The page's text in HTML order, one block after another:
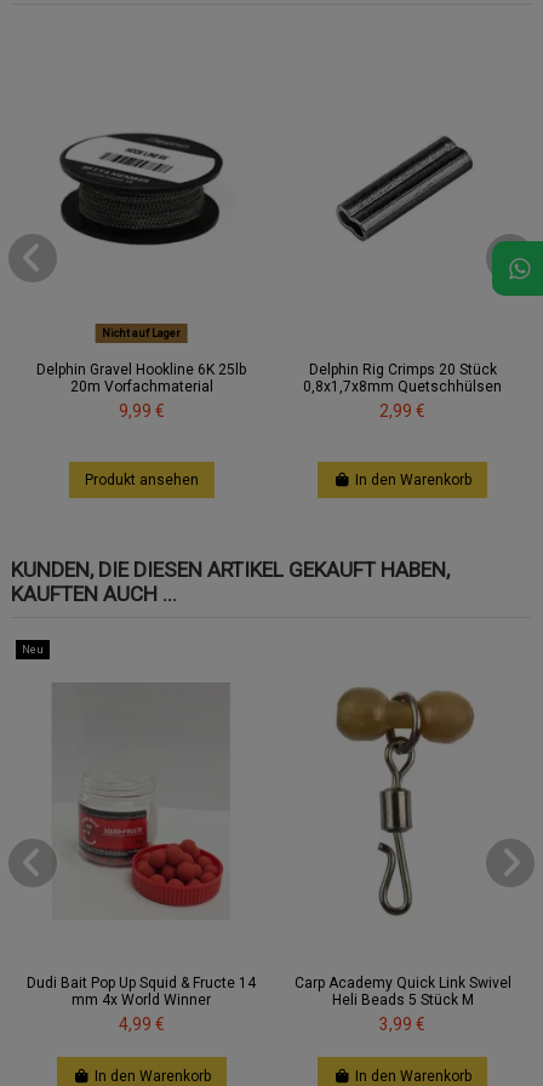
Nicht auf Lager
Delphin Gravel Hookline 6K 25lb
20m Vorfachmaterial
9,99 €
Produkt ansehen
Delphin Rig Crimps 20 Stück
0,8x1,7x8mm Quetschhülsen
2,99 €
In den Warenkorb
KUNDEN, DIE DIESEN ARTIKEL GEKAUFT HABEN,
KAUFTEN AUCH ...
Neu
Dudi Bait Pop Up Squid & Fructe 14
mm 4x World Winner
4,99 €
In den Warenkorb
Carp Academy Quick Link Swivel
Heli Beads 5 Stück M
3,99 €
In den Warenkorb